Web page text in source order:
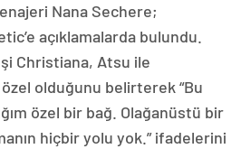
Nana Sechere;
açıklamalarda bulundu.
Christiana, Atsu ile
özel olduğunu belirterek “Bu
özel bir bağ. Olağanüstü bir
hiçbir yolu yok.” ifadelerini